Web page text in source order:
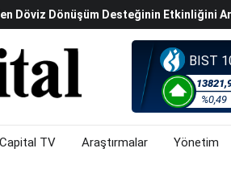
Döviz Dönüşüm Desteğinin Etkinliğini
Yılın Ilk Yarısında 119,5 Milyar
Piyasalarda Gelecek Hafta Gözler ABD'de
Çevrildi
Savunma Grubu C-Level Üst Yönetim
Alanları Konser Sahnesine Dönüşüyor
BIST
%0,49
Capital TV Araştırmalar Yönetim